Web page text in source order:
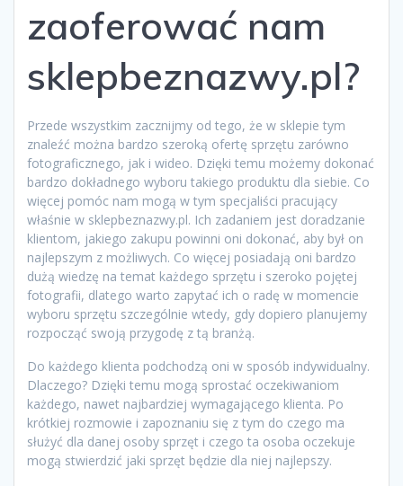
zaoferować nam
sklepbeznazwy.pl?
Przede wszystkim zacznijmy od tego, że w sklepie tym
znaleźć można bardzo szeroką ofertę sprzętu zarówno
fotograficznego, jak i wideo. Dzięki temu możemy dokonać
bardzo dokładnego wyboru takiego produktu dla siebie. Co
więcej pomóc nam mogą w tym specjaliści pracujący
właśnie w sklepbeznazwy.pl. Ich zadaniem jest doradzanie
klientom, jakiego zakupu powinni oni dokonać, aby był on
najlepszym z możliwych. Co więcej posiadają oni bardzo
dużą wiedzę na temat każdego sprzętu i szeroko pojętej
fotografii, dlatego warto zapytać ich o radę w momencie
wyboru sprzętu szczególnie wtedy, gdy dopiero planujemy
rozpocząć swoją przygodę z tą branżą.
Do każdego klienta podchodzą oni w sposób indywidualny.
Dlaczego? Dzięki temu mogą sprostać oczekiwaniom
każdego, nawet najbardziej wymagającego klienta. Po
krótkiej rozmowie i zapoznaniu się z tym do czego ma
służyć dla danej osoby sprzęt i czego ta osoba oczekuje
mogą stwierdzić jaki sprzęt będzie dla niej najlepszy.